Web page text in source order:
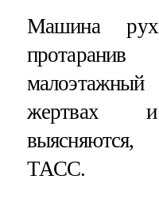
Машина
жертвах и
ТАСС.